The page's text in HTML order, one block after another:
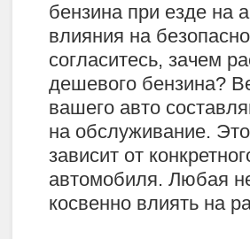
бензина при езде на
влияния на
согласитесь, зачем
дешевого бензина?
вашего авто
на обслуживание.
зависит от
автомобиля. Любая
косвенно влиять на